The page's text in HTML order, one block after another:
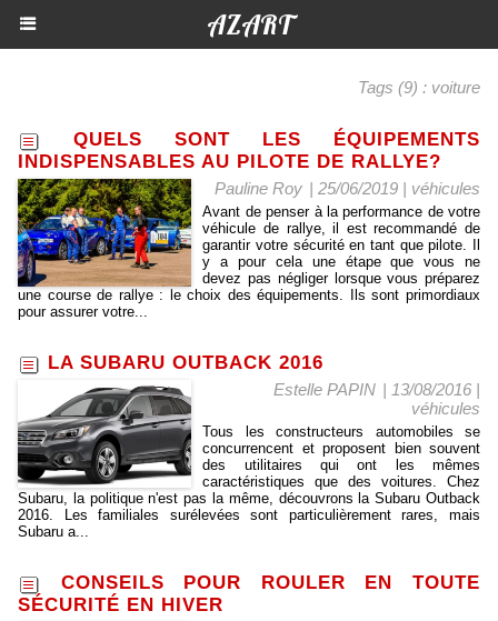
AZART
Tags (9) : voiture
QUELS SONT LES ÉQUIPEMENTS
INDISPENSABLES AU PILOTE DE RALLYE?
Pauline Roy | 25/06/2019 | véhicules
Avant de penser à la performance de votre
véhicule de rallye, il est recommandé de
garantir votre sécurité en tant que pilote. Il
y a pour cela une étape que vous ne
devez pas négliger lorsque vous préparez
une course de rallye : le choix des équipements. Ils sont primordiaux
pour assurer votre...
LA SUBARU OUTBACK 2016
Estelle PAPIN | 13/08/2016 |
véhicules
Tous les constructeurs automobiles se
concurrencent et proposent bien souvent
des utilitaires qui ont les mêmes
caractéristiques que des voitures. Chez
Subaru, la politique n'est pas la même, découvrons la Subaru Outback
2016. Les familiales surélevées sont particulièrement rares, mais
Subaru a...
CONSEILS POUR ROULER EN TOUTE
SÉCURITÉ EN HIVER